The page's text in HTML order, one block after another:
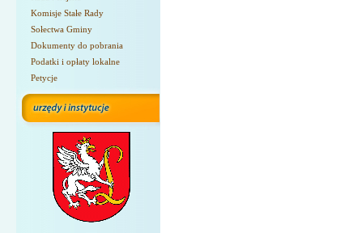
Komisje Stałe Rady
Sołectwa Gminy
Dokumenty do pobrania
Podatki i opłaty lokalne
Petycje